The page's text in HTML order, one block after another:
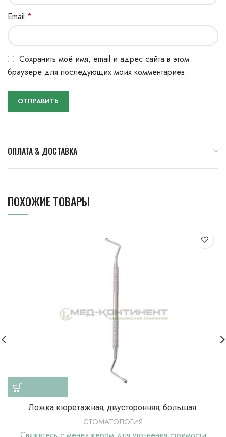
Email *
Сохранить моё имя, email и адрес сайта в этом
браузере для последующих моих комментариев.
ОПЛАТА & ДОСТАВКА
ПОХОЖИЕ ТОВАРЫ
Ложка кюретажная, двусторонняя, большая.
СТОМАТОЛОГИЯ